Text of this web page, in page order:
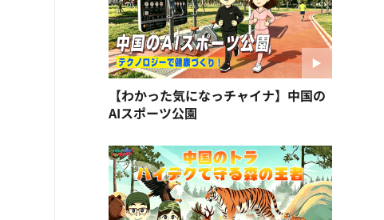
【わかった気になっチャイナ】中国の
AIスポーツ公園